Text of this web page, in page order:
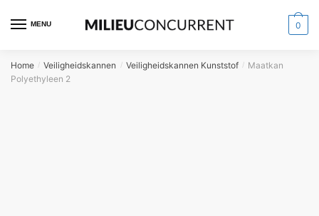
MENU 0
Home / Veiligheidskannen / Veiligheidskannen Kunststof / Maatkan
Polyethyleen 2